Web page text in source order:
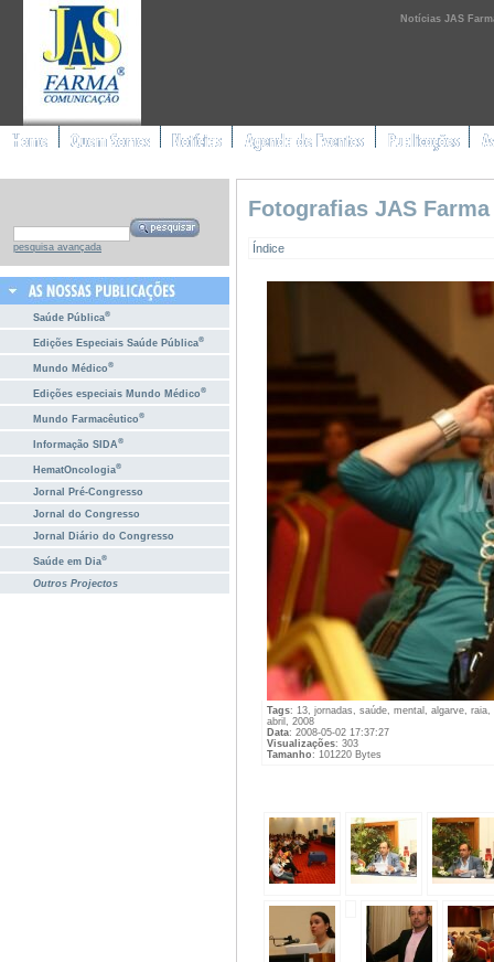
Notícias JAS
pesquisa avançada
Saúde Pública®
Edições Especiais Saúde Pública®
Mundo Médico®
Edições especiais Mundo Médico®
Mundo Farmacêutico®
Informação SIDA®
HematOncologia®
Jornal Pré-Congresso
Jornal do Congresso
Jornal Diário do Congresso
Saúde em Dia®
Outros Projectos
Fotografias JAS
Índice
Tags: 13, jornadas, saúde, mental, algarve,
abril, 2008
Data: 2008-05-02 17:37:27
Visualizações: 303
Tamanho: 101220 Bytes